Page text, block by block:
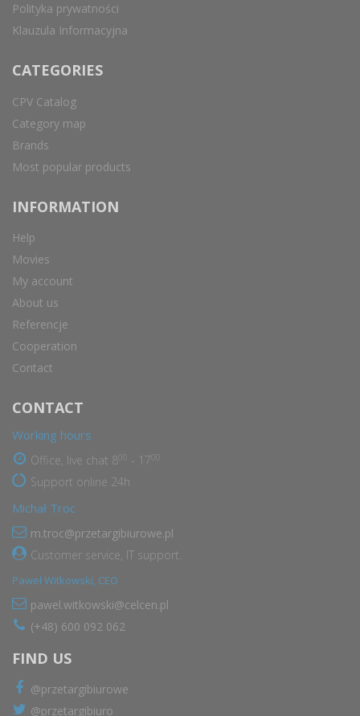
Polityka prywatności
Klauzula Informacyjna
CATEGORIES
CPV Catalog
Category map
Brands
Most popular products
INFORMATION
Help
Movies
My account
About us
Referencje
Cooperation
Contact
CONTACT
Working hours
Office, live chat 8 - 17
Support online 24h
Michał Troc
m.troc@przetargibiurowe.pl
Customer service, IT support.
Paweł Witkowski, CEO
pawel.witkowski@celcen.pl
(+48) 600 092 062
FIND US
@przetargibiurowe
@przetargibiuro